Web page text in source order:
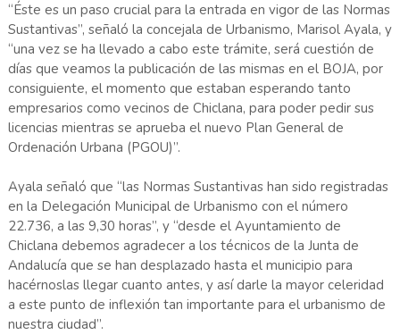
“Éste es un paso crucial para la entrada en vigor de las Normas
Sustantivas”, señaló la concejala de Urbanismo, Marisol Ayala, y
“una vez se ha llevado a cabo este trámite, será cuestión de
días que veamos la publicación de las mismas en el BOJA, por
consiguiente, el momento que estaban esperando tanto
empresarios como vecinos de Chiclana, para poder pedir sus
licencias mientras se aprueba el nuevo Plan General de
Ordenación Urbana (PGOU)”.
Ayala señaló que “las Normas Sustantivas han sido registradas
en la Delegación Municipal de Urbanismo con el número
22.736, a las 9,30 horas”, y “desde el Ayuntamiento de
Chiclana debemos agradecer a los técnicos de la Junta de
Andalucía que se han desplazado hasta el municipio para
hacérnoslas llegar cuanto antes, y así darle la mayor celeridad
a este punto de inflexión tan importante para el urbanismo de
nuestra ciudad”.